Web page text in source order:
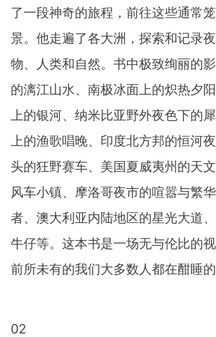
了一段神奇的旅程，前往这些通常
景。他走遍了各大洲，探索和记录
物、人类和自然。书中极致绚丽的
的漓江山水、南极冰面上的炽热夕
上的银河、纳米比亚野外夜色下的
上的渔歌唱晚、印度北方邦的恒河
头的狂野赛车、美国夏威夷州的天
风车小镇、摩洛哥夜市的喧嚣与繁
者、澳大利亚内陆地区的星光大道
牛仔等。这本书是一场无与伦比的
前所未有的我们大多数人都在酣睡的
02